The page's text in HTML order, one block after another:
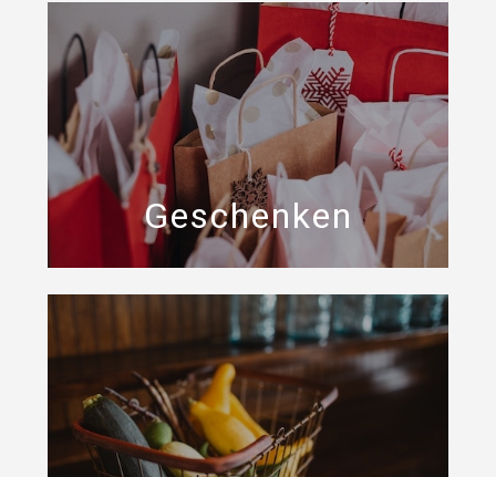
Geschenken